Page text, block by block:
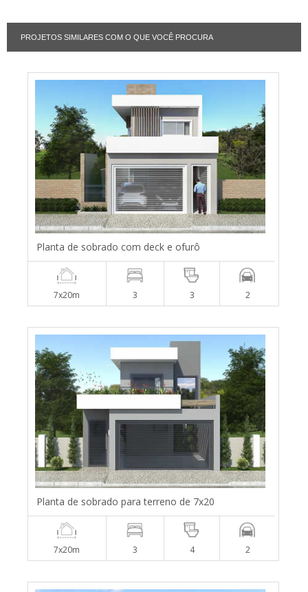
PROJETOS SIMILARES COM O QUE VOCÊ PROCURA
Planta de sobrado com deck e ofurô
7x20m 3 3 2
Planta de sobrado para terreno de 7x20
7x20m 3 4 2